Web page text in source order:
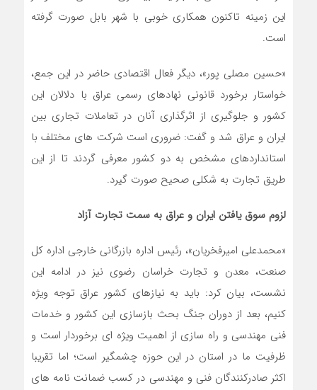
این زمینه تاکنون همکاری خوبی با شهر بابل صورت گرفته
است.
«حسین مصلی پور»، دیگر فعال اقتصادی حاضر در این جمع،
خواستار برخورد قانونی نهادهای رسمی عراق با دلالان این
کشور و جلوگیری از اثرگذاری آنان در تعاملات تجاری بین
ایران و عراق شد و گفت: ضروری است شرکت های مختلف با
استانداردهای مشخص به دو کشور معرفی گردند تا از این
طریق تجارت به شکلی صحیح صورت گیرد.
لزوم سوق یافتن ایران و عراق به سمت تجارت آزاد
«محمدعلی امیرفخریان»، رئیس اداره بازرگانی خارجی اداره کل
صنعت، معدن و تجارت خراسان رضوی نیز در ادامه این
نشست، بیان کرد: باید به نیازهای کشور عراق توجه ویژه
کنیم، بعد از دوران جنگ بحث بازسازی این کشور و خدمات
فنی مهندسی و راه سازی از اهمیت ویژه ای برخوردار است و
ظرفیت ما در استان در این حوزه چشمگیر است؛ اما تقریبا
اکثر صادرکنندگان فنی و مهندسی در کسب ضمانت نامه های